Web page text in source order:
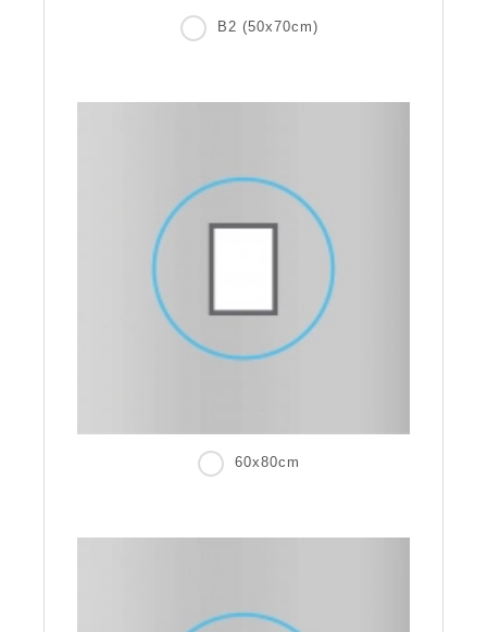
B2 (50x70cm)
60x80cm